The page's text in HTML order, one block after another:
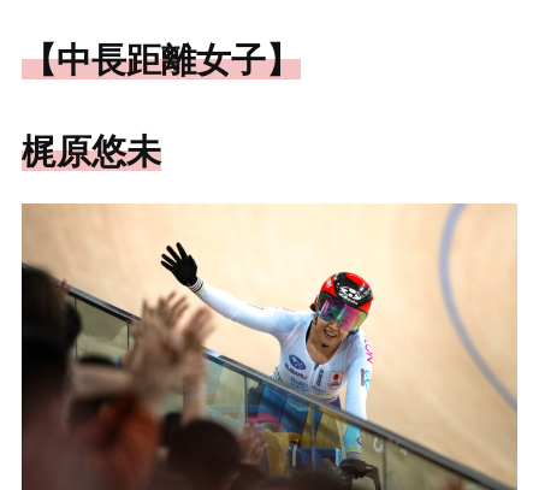
【中長距離女子】
梶原悠未